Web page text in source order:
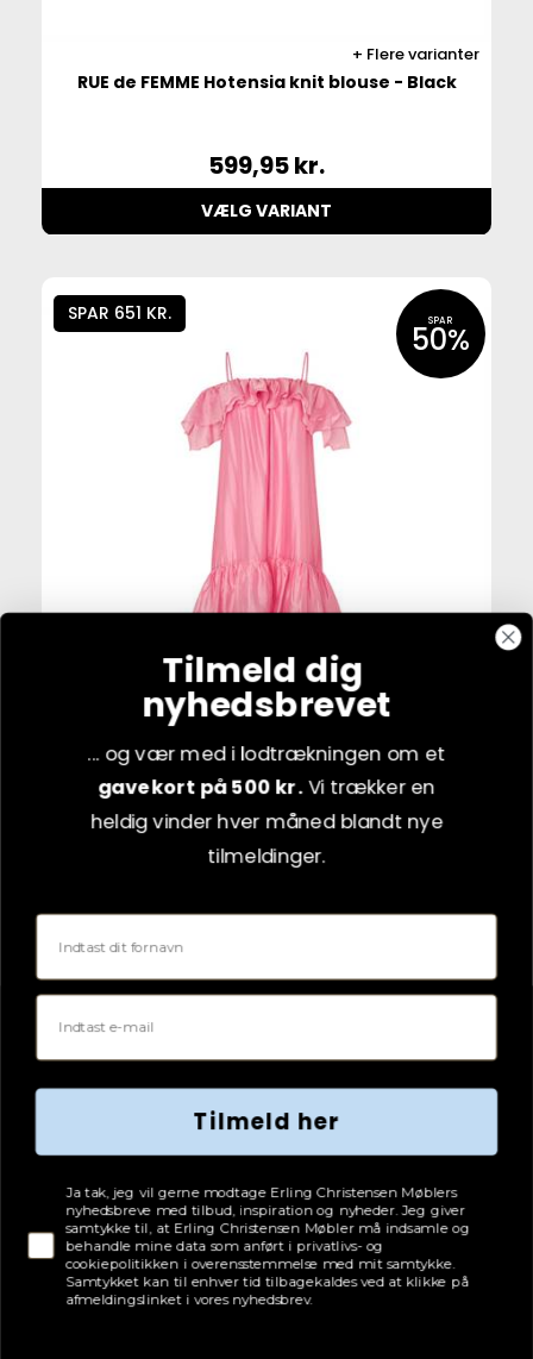
Flere varianter
RUE de FEMME Hotensia knit blouse - Black
599,95kr.
VÆLG VARIANT
SPAR 651 KR. SPAR
50%
Cras Livelycras Dress - Pink
VÆLG VARIANT
SPAR 500 KR.
Tilmeld dig
nyhedsbrevet
... og vær med i lodtrækningen om et
gavekort på 500 kr.Vi trækker en
heldig vinder hver måned blandt nye
tilmeldinger.
Fornavn
Email
Tilmeld her
Tjekboks samtykke
Ja tak, jeg vil gerne modtage Erling Christensen Møblers
nyhedsbreve med tilbud, inspiration og nyheder. Jeg giver
samtykke til, at Erling Christensen Møbler må indsamle og
behandle mine data som anført i privatlivs- og
cookiepolitikken i overensstemmelse med mit samtykke.
Samtykket kan til enhver tid tilbagekaldes ved at klikke på
afmeldingslinket i vores nyhedsbrev.